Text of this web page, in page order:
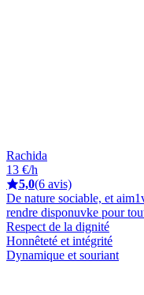
Rachida
13 €/h
5,0(6 avis)
De nature sociable, et
rendre disponuvke pour
Respect de la dignité
Honnêteté et intégrité
Dynamique et souriant